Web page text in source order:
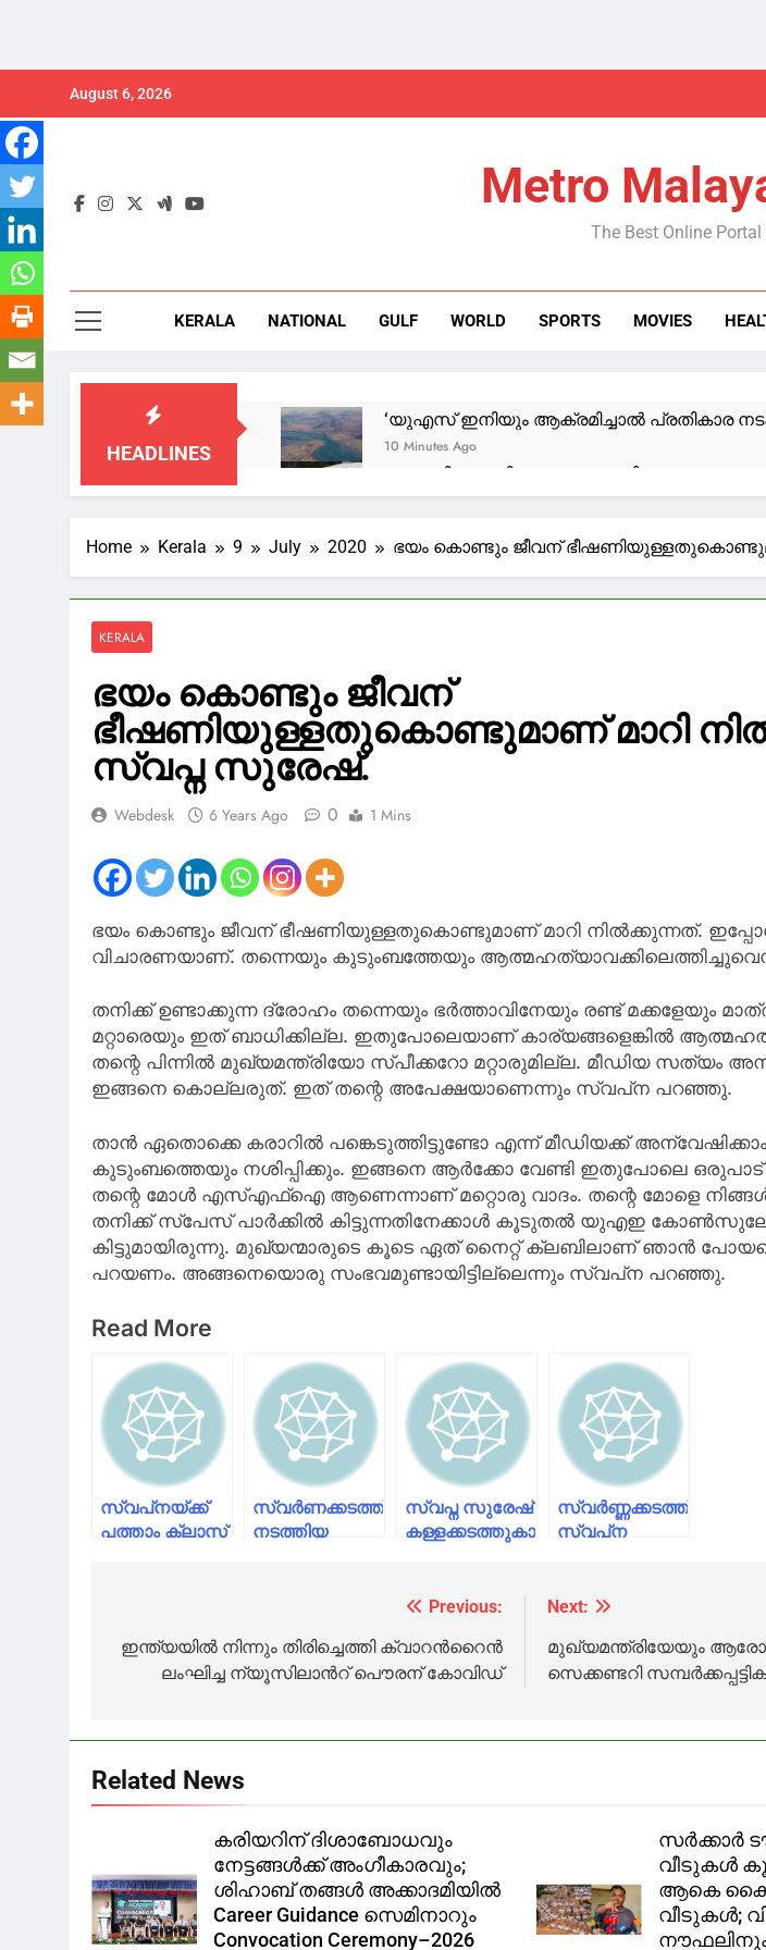
content
August 6, 2026
Metro
The Best Online
KERALA NATIONAL GULF WORLD SPORTS MOVIES
HEADLINES
‘യുഎസ് ഇനിയും ആക്രമിച്ചാൽ പ്രതികാര
10 Minutes Ago
യുവാവിനെ തട്ടിക്കൊണ്ടുപോയി, നഗ്നഫോട്ടോ
13 Minutes Ago
17 Minutes Ago
കാത്തിരിക്കുന്നത് വധശിക്ഷ, കഠിനതടവ്;
ഹോര്‍മുസ് കടലിടുക്ക് വഴിയുള്ള പുതിയ കപ്പല്‍
37 Minutes Ago
Home Kerala 9 July 2020 ഭയം കൊണ്ടും ജീവന്
KERALA
ഭയം കൊണ്ടും ജീവന്
ഭീഷണിയുള്ളതുകൊണ്ടുമാണ് മാറി
സ്വപ്ന സുരേഷ്.
Webdesk 6 Years Ago 0 1 Mins
ഭയം കൊണ്ടും ജീവന് ഭീഷണിയുള്ളതുകൊണ്ടുമാണ് മാറി നിൽക്കുന്നത്.
വിചാരണയാണ്. തന്നെയും കുടുംബത്തേയും
തനിക്ക് ഉണ്ടാക്കുന്ന ദ്രോഹം തന്നെയും ഭർത്താവിനേയും രണ്ട് മക്കളേയും
മറ്റാരെയും ഇത് ബാധിക്കില്ല. ഇതുപോലെയാണ് കാര്യങ്ങളെങ്കിൽ
തന്റെ പിന്നിൽ മുഖ്യമന്ത്രിയോ സ്പീക്കറോ മറ്റാരുമില്ല. മീഡിയ സത്യം
ഇങ്ങനെ കൊല്ലരുത്. ഇത് തന്റെ അപേക്ഷയാണെന്നും സ്വപ്‌ന പറഞ്ഞു.
താൻ ഏതൊക്കെ കരാറിൽ പങ്കെടുത്തിട്ടുണ്ടോ എന്ന് മീഡിയക്ക്
കുടുംബത്തെയും നശിപ്പിക്കും. ഇങ്ങനെ ആർക്കോ വേണ്ടി ഇതുപോലെ ഒരുപാട്
തന്റെ മോൾ എസ്എഫ്ഐ ആണെന്നാണ് മറ്റൊരു വാദം. തന്റെ മോളെ നിങ്ങൾ
തനിക്ക് സ്പേസ് പാർക്കിൽ കിട്ടുന്നതിനേക്കാൾ കൂടുതൽ യുഎഇ
കിട്ടുമായിരുന്നു. മുഖ്യന്മാരുടെ കൂടെ ഏത് നൈറ്റ് ക്ലബിലാണ് ഞാൻ
പറയണം. അങ്ങനെയൊരു സംഭവമുണ്ടായിട്ടില്ലെന്നും സ്വപ്‌ന പറഞ്ഞു.
Read More
സ്വപ്‌നയ്ക്ക്
പത്താം ക്ലാസ്
ഭീഷണിപ്പെടുത്തി-
സഹോദരന്‍
സ്വർണക്കടത്ത്
നടത്തിയ
സ്വപ്ന സുരേഷ്
കള്ളക്കടത്തുകാരിയാണെന്ന്
സന്ദീപ്
ഭാര്യ സൗമ്യ
സ്വർണ്ണക്കടത്ത്;
സ്വപ്‌ന
ജാമ്യം തേടി
navigation
Previous:
ഇന്ത്യയിൽ നിന്നും തിരിച്ചെത്തി ക്വാറൻറൈൻ
ലംഘിച്ച ന്യൂസിലാൻറ് പൌരന് കോവിഡ്
Next:
മുഖ്യമന്ത്രിയേയും
സെക്കണ്ടറി
Related News
കരിയറിന് ദിശാബോധവും
നേട്ടങ്ങൾക്ക് അംഗീകാരവും;
ശിഹാബ് തങ്ങൾ അക്കാദമിയിൽ
Career Guidance സെമിനാറും
Convocation Ceremony–2026
സർക്കാർ
വീടുകൾ
ആകെ
വീടുകൾ;